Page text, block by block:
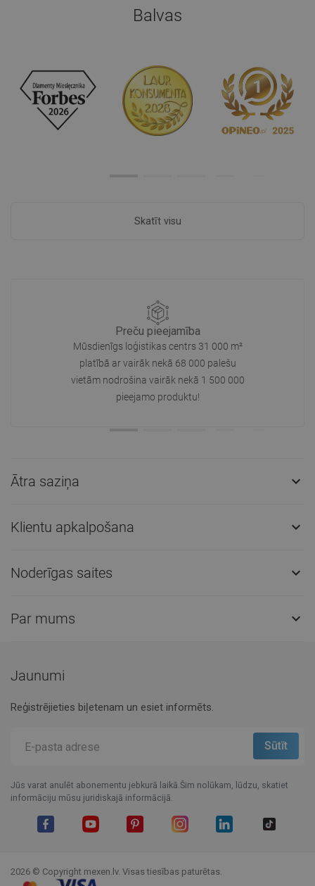
Balvas
Skatīt visu
Preču pieejamība
Mūsdienīgs loģistikas centrs 31 000 m²
platībā ar vairāk nekā 68 000 palešu
vietām nodrošina vairāk nekā 1 500 000
pieejamo produktu!
Ātra saziņa 
Klientu apkalpošana 
Noderīgas saites 
Par mums 
Jaunumi
Reģistrējieties biļetenam un esiet informēts.
Jūs varat anulēt abonementu jebkurā laikā.Šim nolūkam, lūdzu, skatiet
informāciju mūsu juridiskajā informācijā.
2026 © Copyright mexen.lv. Visas tiesības paturētas.